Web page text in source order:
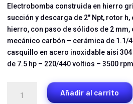
Electrobomba construida en hierro
succión y descarga de 2″ Npt, rotor
hierro, con paso de sólidos de 2
mecánico carbón – cerámica de 1.1/
casquillo en acero inoxidable aisi
de 7.5 hp – 220/440 voltios – 3500
Añadir al carrito